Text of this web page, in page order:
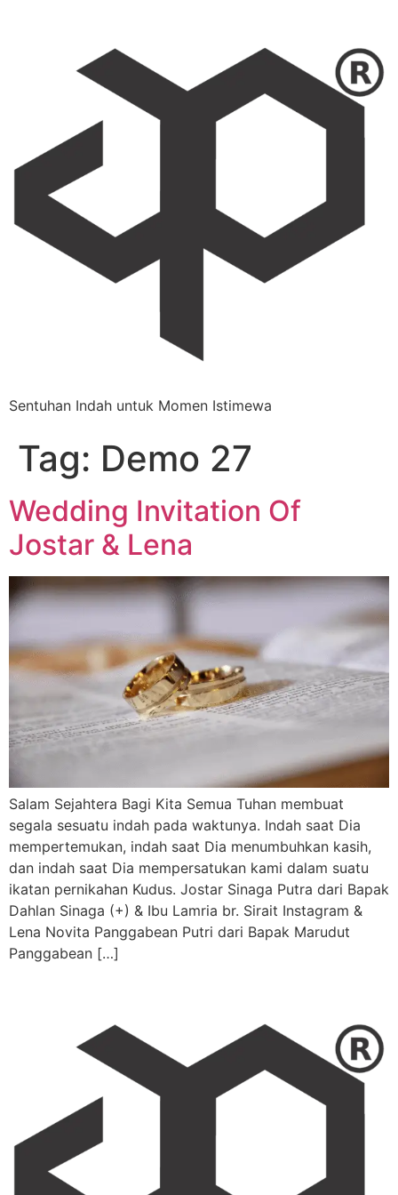
Sentuhan Indah untuk Momen Istimewa
Tag: Demo 27
Wedding Invitation Of
Jostar & Lena
Salam Sejahtera Bagi Kita Semua Tuhan membuat
segala sesuatu indah pada waktunya. Indah saat Dia
mempertemukan, indah saat Dia menumbuhkan kasih,
dan indah saat Dia mempersatukan kami dalam suatu
ikatan pernikahan Kudus. Jostar Sinaga Putra dari Bapak
Dahlan Sinaga (+) & Ibu Lamria br. Sirait Instagram &
Lena Novita Panggabean Putri dari Bapak Marudut
Panggabean […]